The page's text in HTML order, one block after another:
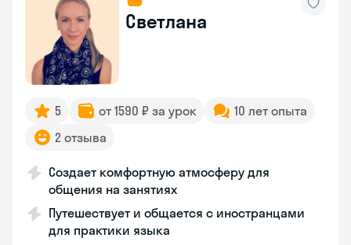
Светлана
5 от 1590 ₽ за урок
10 лет опыта
2 отзыва
Создает комфортную атмосферу для
общения на занятиях
Путешествует и общается с иностранцами
для практики языка